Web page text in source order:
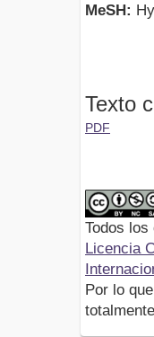
MeSH:
Texto
PDF
Todos
Licencia
Por lo